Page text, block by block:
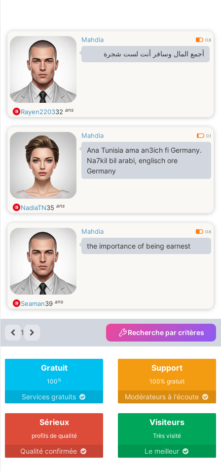
Mahdia 0.6
أجمع المال وسافر أنت لست شجرة
Rayen220332 ans
Mahdia 0.1
Ana Tunisia ama an3ich fi Germany.
Na7kil bil arabi, englisch ore
Germany
NadiaTN35 ans
Mahdia 0.6
the importance of being earnest
Seaman39 ans
1 Recherche par critères
Gratuit
100%
Services gratuits
Support
100% gratuit
Modérateurs à l'écoute
Sérieux
profils de qualité
Qualité confirmée
Visiteurs
Très visité
Le meilleur